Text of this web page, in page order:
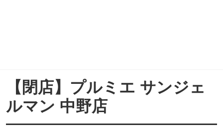
【閉店】プルミエ サンジェ
ルマン 中野店